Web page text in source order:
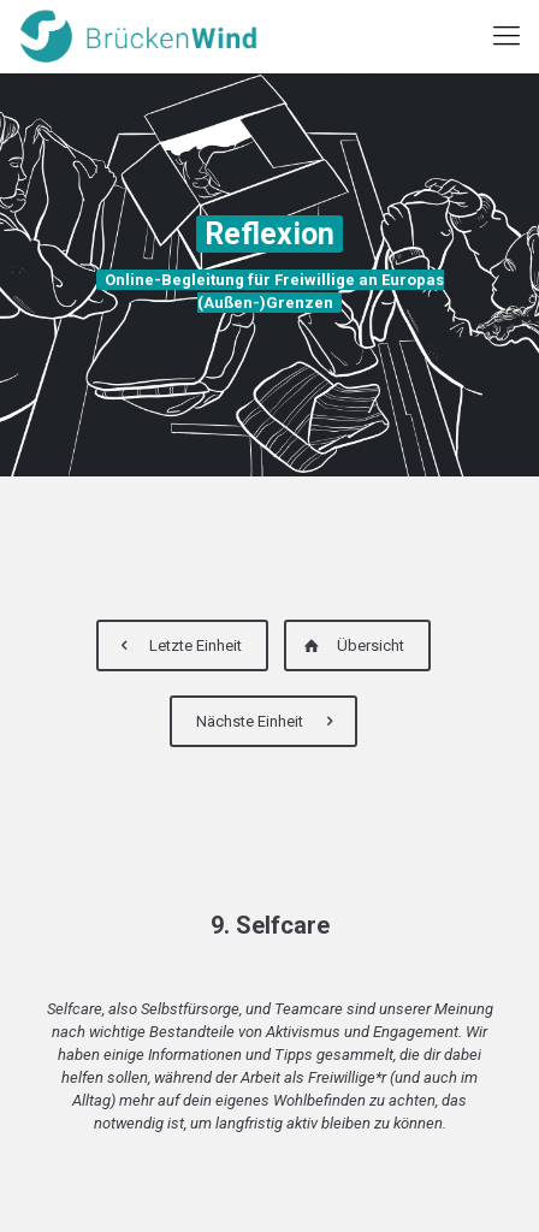
Reflexion
Online-Begleitung für Freiwillige an Europas
(Außen-)Grenzen
Letzte Einheit Übersicht
Nächste Einheit
9. Selfcare
Selfcare, also Selbstfürsorge, und Teamcare sind unserer Meinung
nach wichtige Bestandteile von Aktivismus und Engagement. Wir
haben einige Informationen und Tipps gesammelt, die dir dabei
helfen sollen, während der Arbeit als Freiwillige*r (und auch im
Alltag) mehr auf dein eigenes Wohlbefinden zu achten, das
notwendig ist, um langfristig aktiv bleiben zu können.